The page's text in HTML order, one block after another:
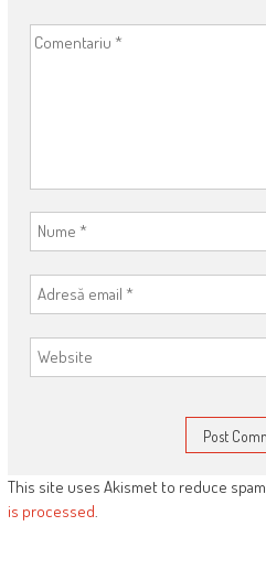
This site uses Akismet to reduce spam.
is processed